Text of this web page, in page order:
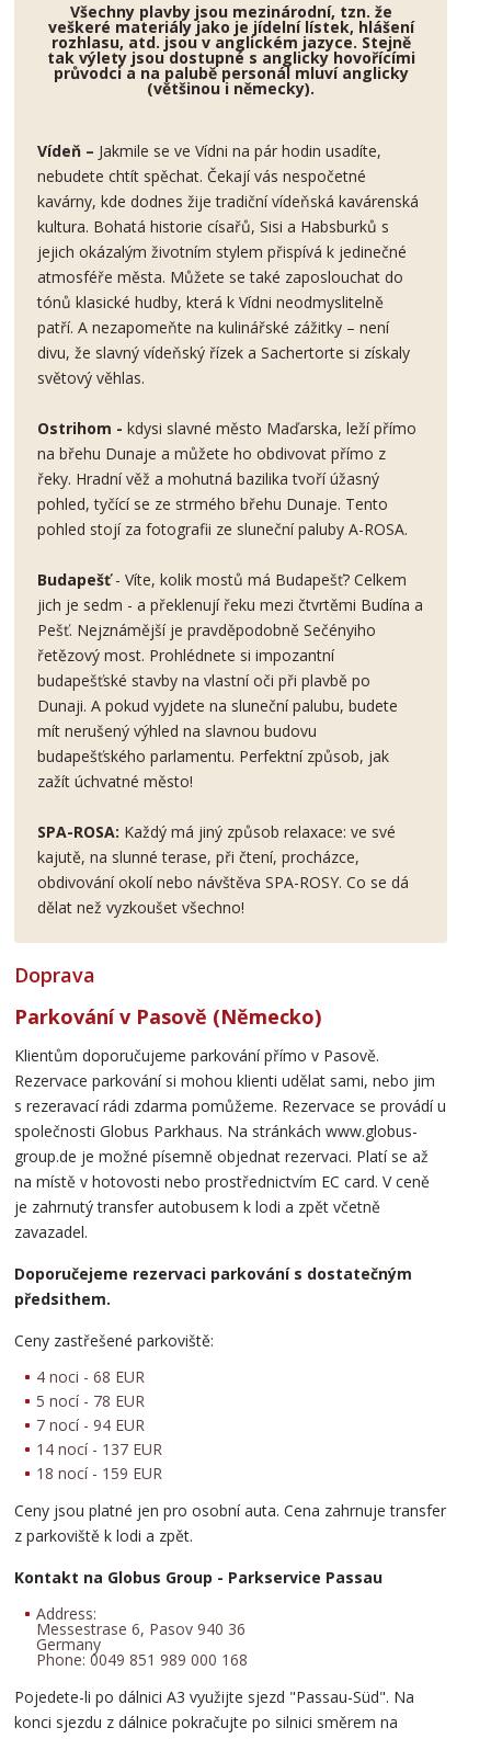
Všechny plavby jsou mezinárodní, tzn. že
veškeré materiály jako je jídelní lístek, hlášení
rozhlasu, atd. jsou v anglickém jazyce. Stejně
tak výlety jsou dostupné s anglicky hovořícími
průvodci a na palubě personál mluví anglicky
(většinou i německy).
Vídeň – Jakmile se ve Vídni na pár hodin usadíte,
nebudete chtít spěchat. Čekají vás nespočetné
kavárny, kde dodnes žije tradiční vídeňská kavárenská
kultura. Bohatá historie císařů, Sisi a Habsburků s
jejich okázalým životním stylem přispívá k jedinečné
atmosféře města. Můžete se také zaposlouchat do
tónů klasické hudby, která k Vídni neodmyslitelně
patří. A nezapomeňte na kulinářské zážitky – není
divu, že slavný vídeňský řízek a Sachertorte si získaly
světový věhlas.
Ostrihom -kdysi slavné město Maďarska, leží přímo
na břehu Dunaje a můžete ho obdivovat přímo z
řeky. Hradní věž a mohutná bazilika tvoří úžasný
pohled, tyčící se ze strmého břehu Dunaje. Tento
pohled stojí za fotografii ze sluneční paluby A-ROSA.
Budapešť- Víte, kolik mostů má Budapešť? Celkem
jich je sedm - a překlenují řeku mezi čtvrtěmi Budína a
Pešť. Nejznámější je pravděpodobně Sečényiho
řetězový most. Prohlédnete si impozantní
budapešťské stavby na vlastní oči při plavbě po
Dunaji. A pokud vyjdete na sluneční palubu, budete
mít nerušený výhled na slavnou budovu
budapešťského parlamentu. Perfektní způsob, jak
zažít úchvatné město!
SPA-ROSA: Každý má jiný způsob relaxace: ve své
kajutě, na slunné terase, při čtení, procházce,
obdivování okolí nebo návštěva SPA-ROSY. Co se dá
dělat než vyzkoušet všechno!
Doprava
Parkování v Pasově (Německo)
Klientům doporučujeme parkování přímo v Pasově.
Rezervace parkování si mohou klienti udělat sami, nebo jim
s rezeravací rádi zdarma pomůžeme. Rezervace se provádí u
společnosti Globus Parkhaus. Na stránkách www.globus-
group.de je možné písemně objednat rezervaci. Platí se až
na místě v hotovosti nebo prostřednictvím EC card. V ceně
je zahrnutý transfer autobusem k lodi a zpět včetně
zavazadel.
Doporučejeme rezervaci parkování s dostatečným
předsithem.
Ceny zastřešené parkoviště:
4 noci - 68 EUR
5 nocí - 78 EUR
7 nocí - 94 EUR
14 nocí - 137 EUR
18 nocí - 159 EUR
Ceny jsou platné jen pro osobní auta. Cena zahrnuje transfer
z parkoviště k lodi a zpět.
Kontakt na Globus Group - Parkservice Passau
Address:
Messestrase 6, Pasov 940 36
Germany
Phone: 0049 851 989 000 168
Pojedete-li po dálnici A3 využijte sjezd "Passau-Süd". Na
konci sjezdu z dálnice pokračujte po silnici směrem na